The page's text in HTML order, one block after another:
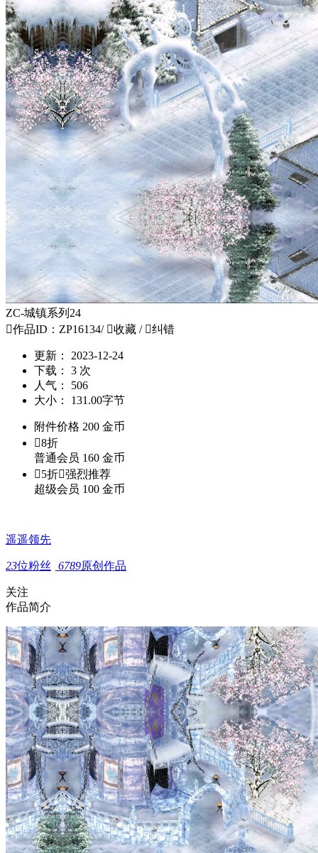
ZC-城镇系列24
作品ID：ZP16134/ 收藏 / 纠错
更新：
2023-12-24
下载：
3 次
人气：
506
大小：
131.00字节
附件价格 200 金币
8折
普通会员 160 金币
5折强烈推荐
超级会员 100 金币
遥遥领先
23位粉丝 6789原创作品
关注
作品简介